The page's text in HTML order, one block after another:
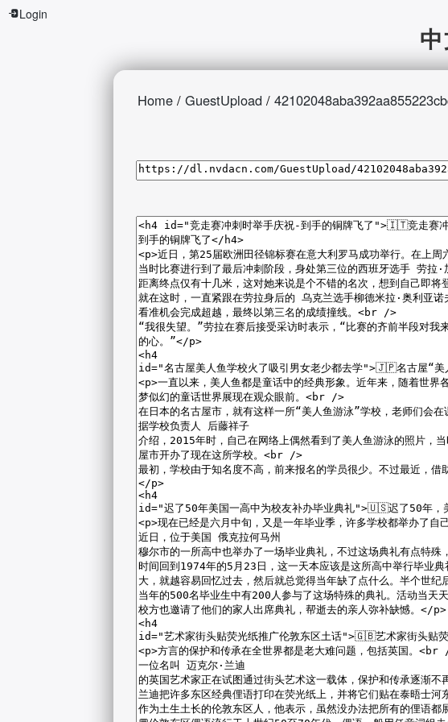
Login
Home/ GuestUpload /